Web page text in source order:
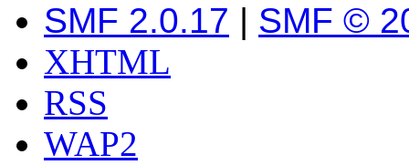
SMF 2.0.17 | SMF ©
XHTML
RSS
WAP2